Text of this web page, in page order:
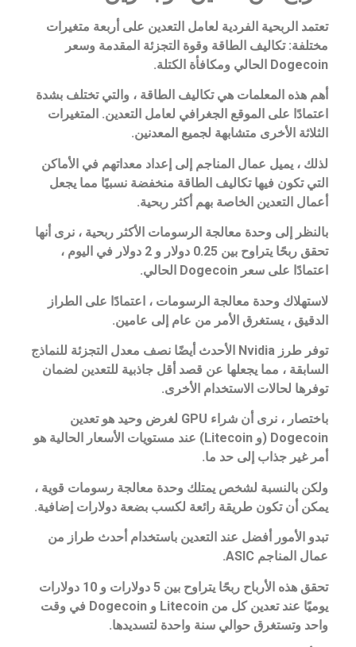
تعتمد الربحية الفردية لعامل التعدين على أربعة متغيرات
مختلفة: تكاليف الطاقة وقوة التجزئة المقدمة وسعر
Dogecoin الحالي ومكافأة الكتلة.
أهم هذه المعلمات هي تكاليف الطاقة ، والتي تختلف بشدة
اعتمادًا على الموقع الجغرافي لعامل التعدين. المتغيرات
الثلاثة الأخرى متشابهة لجميع المعدنين.
لذلك ، يميل عمال المناجم إلى إعداد معداتهم في الأماكن
التي تكون فيها تكاليف الطاقة منخفضة نسبيًا مما يجعل
أعمال التعدين الخاصة بهم أكثر ربحية.
بالنظر إلى وحدة معالجة الرسومات الأكثر ربحية ، نرى أنها
تحقق ربحًا يتراوح بين 0.25 دولار و 2 دولار في اليوم ،
اعتمادًا على سعر Dogecoin الحالي.
لاستهلاك وحدة معالجة الرسومات ، اعتمادًا على الطراز
الدقيق ، يستغرق الأمر من عام إلى عامين.
توفر طرز Nvidia الأحدث أيضًا نصف معدل التجزئة للنماذج
السابقة ، مما يجعلها عن قصد أقل جاذبية للتعدين لضمان
توفرها لحالات الاستخدام الأخرى.
باختصار ، نرى أن شراء GPU لغرض وحيد هو تعدين
Dogecoin (و Litecoin) عند مستويات الأسعار الحالية هو
أمر غير جذاب إلى حد ما.
ولكن بالنسبة لشخص يمتلك وحدة معالجة رسومات قوية ،
يمكن أن تكون طريقة رائعة لكسب بضعة دولارات إضافية.
تبدو الأمور أفضل عند التعدين باستخدام أحدث طراز من
عمال المناجم ASIC.
تحقق هذه الأرباح ربحًا يتراوح بين 5 دولارات و 10 دولارات
يوميًا عند تعدين كل من Litecoin و Dogecoin في وقت
واحد وتستغرق حوالي سنة واحدة لتسديدها.